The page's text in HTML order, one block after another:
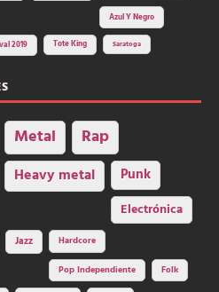
Azul Y Negro
2019 Tote King Saratoga
Metal Rap
Heavy metal Punk
Electrónica
Jazz Hardcore
Pop Independiente Folk